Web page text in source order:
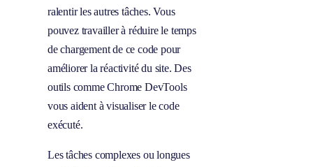
ralentir les autres tâches. Vous
pouvez travailler à réduire le temps
de chargement de ce code pour
améliorer la réactivité du site. Des
outils comme Chrome DevTools
vous aident à visualiser le code
exécuté.
Les tâches complexes ou longues